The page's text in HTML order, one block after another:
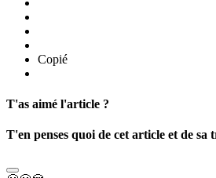
Copié
T'as aimé l'article ?
T'en penses quoi de cet article et de